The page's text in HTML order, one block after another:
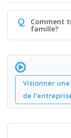
Q Comment
famille?
Visionner
de